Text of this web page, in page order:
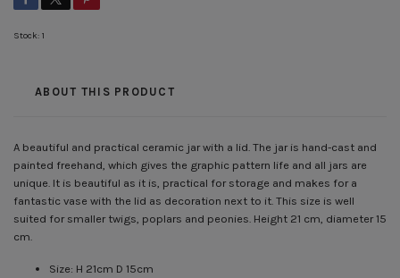
Stock: 1
ABOUT THIS PRODUCT
A beautiful and practical ceramic jar with a lid. The jar is hand-cast and
painted freehand, which gives the graphic pattern life and all jars are
unique. It is beautiful as it is, practical for storage and makes for a
fantastic vase with the lid as decoration next to it. This size is well
suited for smaller twigs, poplars and peonies. Height 21 cm, diameter 15
cm.
Size: H 21cm D 15cm